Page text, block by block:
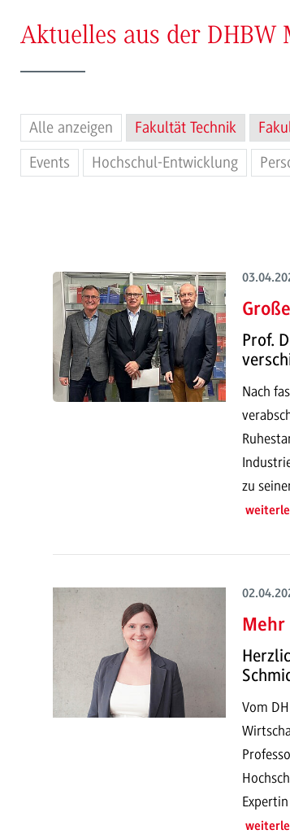
Aktuelles aus der DHBW
Alle anzeigen Fakultät Technik
Events
Hochschul-Entwicklung
Prof.
Nach
zu
Vom